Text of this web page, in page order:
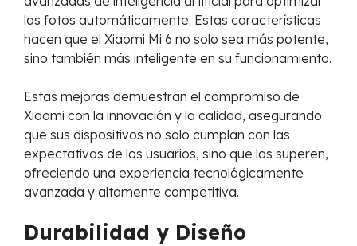
las fotos automáticamente. Estas características
hacen que el Xiaomi Mi 6 no solo sea más potente,
sino también más inteligente en su funcionamiento.
Estas mejoras demuestran el compromiso de
Xiaomi con la innovación y la calidad, asegurando
que sus dispositivos no solo cumplan con las
expectativas de los usuarios, sino que las superen,
ofreciendo una experiencia tecnológicamente
avanzada y altamente competitiva.
Durabilidad y Diseño